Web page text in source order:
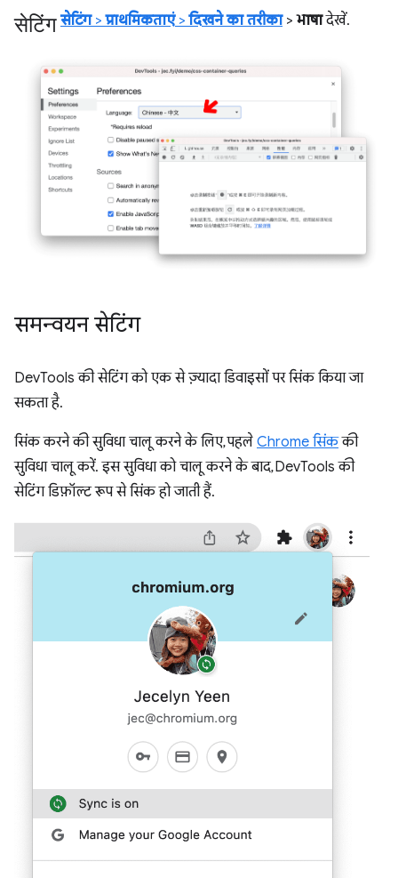
सेटिंग सेटिंग>प्राथमिकताएं>दिखने का तरीका>भाषादेखें.
समन्वयन सेटिंग
DevTools की सेटिंग को एक से ज़्यादा डिवाइसों पर सिंक किया जा
सकता है.
सिंक करने की सुविधा चालू करने के लिए, पहले Chrome सिंककी
सुविधा चालू करें. इस सुविधा को चालू करने के बाद, DevTools की
सेटिंग डिफ़ॉल्ट रूप से सिंक हो जाती हैं.